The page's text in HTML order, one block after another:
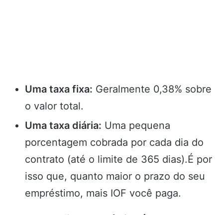
Uma taxa fixa: Geralmente 0,38% sobre
o valor total.
Uma taxa diária: Uma pequena
porcentagem cobrada por cada dia do
contrato (até o limite de 365 dias).É por
isso que, quanto maior o prazo do seu
empréstimo, mais IOF você paga.